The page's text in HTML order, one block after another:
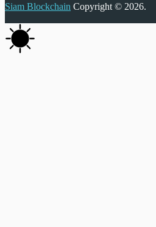
Siam Blockchain Copyright © 2026.